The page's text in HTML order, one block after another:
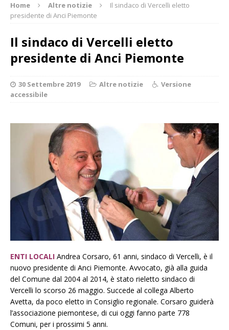
Home Altre notizie
Il sindaco di Vercelli eletto
presidente di Anci Piemonte
Il sindaco di Vercelli eletto
presidente di Anci Piemonte
30 Settembre 2019 Altre notizie
Versione
accessibile
ENTI LOCALI Andrea Corsaro, 61 anni, sindaco di Vercelli, è il
nuovo presidente di Anci Piemonte. Avvocato, già alla guida
del Comune dal 2004 al 2014, è stato rieletto sindaco di
Vercelli lo scorso 26 maggio. Succede al collega Alberto
Avetta, da poco eletto in Consiglio regionale. Corsaro guiderà
l’associazione piemontese, di cui oggi fanno parte 778
Comuni, per i prossimi 5 anni.